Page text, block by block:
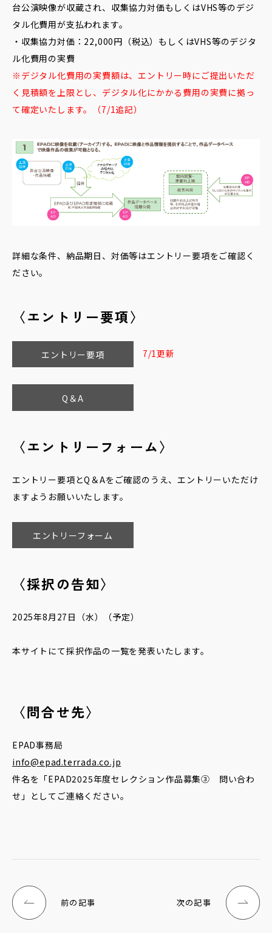
台公演映像が収蔵され、収集協力対価もしくはVHS等のデジ
タル化費用が支払われます。
・収集協力対価：22,000円（税込）もしくはVHS等のデジタ
ル化費用の実費
※デジタル化費用の実費額は、エントリー時にご提出いただ
く見積額を上限とし、デジタル化にかかる費用の実費に拠っ
て確定いたします。（7/1追記）
詳細な条件、納品期日、対価等はエントリー要項をご確認く
ださい。
〈エントリー要項〉
エントリー要項 7/1更新
Q＆A
〈エントリーフォーム〉
エントリー要項とQ＆Aをご確認のうえ、エントリーいただけ
ますようお願いいたします。
エントリーフォーム
〈採択の告知〉
2025年8月27日（水）（予定）
本サイトにて採択作品の一覧を発表いたします。
〈問合せ先〉
EPAD事務局
info@epad.terrada.co.jp
件名を「EPAD2025年度セレクション作品募集③ 問い合わ
せ」としてご連絡ください。